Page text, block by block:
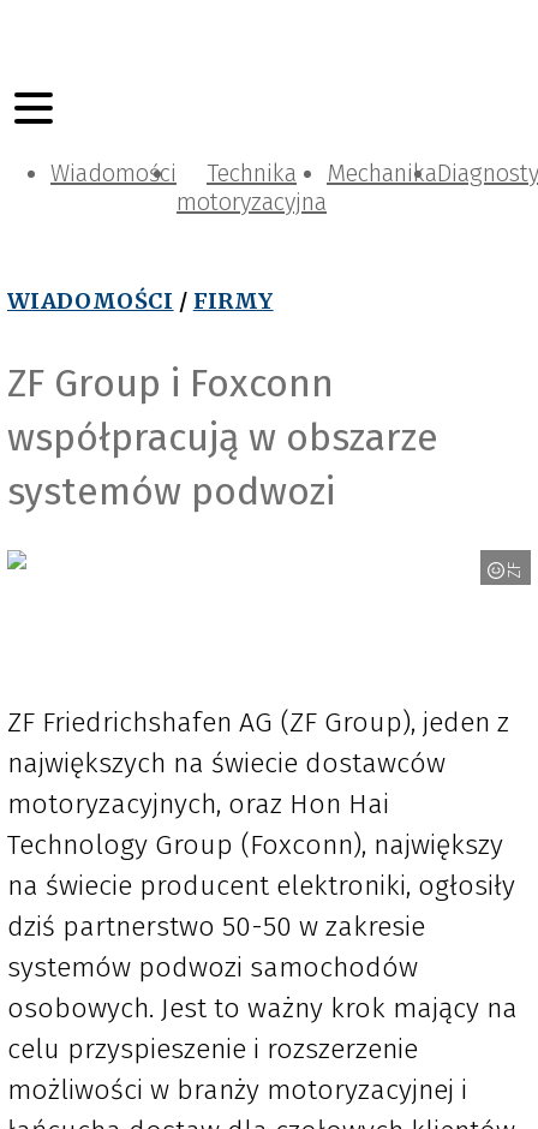
Wiadomości
Technika
motoryzacyjna
Mechanika
WIADOMOŚCI / FIRMY
ZF Group i Foxconn
współpracują w obszarze
systemów podwozi
ZF
ZF Friedrichshafen AG (ZF Group), jeden z
największych na świecie dostawców
motoryzacyjnych, oraz Hon Hai
Technology Group (Foxconn), największy
na świecie producent elektroniki, ogłosiły
dziś partnerstwo 50-50 w zakresie
systemów podwozi samochodów
osobowych. Jest to ważny krok mający na
celu przyspieszenie i rozszerzenie
możliwości w branży motoryzacyjnej i